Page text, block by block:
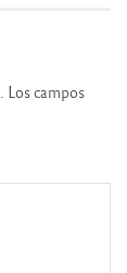
Los campos